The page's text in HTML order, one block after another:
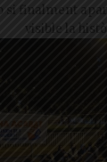
si finalment
visible la